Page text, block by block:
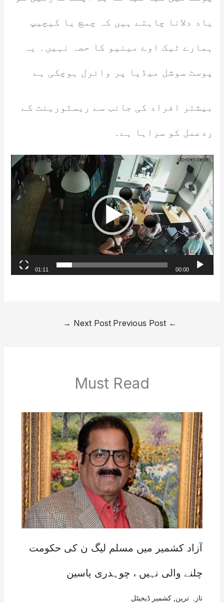
یاد دلانا چاہتے ہیں کہ چمچ یا کیچیپ
ہمارے ٹیک اوے مینیو کا حصہ نہیں۔ یہ
پوسٹ سوشل میڈیا پر وائرل ہوچکی ہے
بیشتر افراد کی جانب سے ریسٹورینٹ کے
ردعمل کو سراہا ہے۔
Video
Player
00:00
01:11
←
Next Post
→
Must Read
آزاد کشمیر میں مسلم لیگ ن کی حکومت
چلنے والی نہیں ، چوہدری یاسین
تازہ ترین کشمیر ڈیجیٹل